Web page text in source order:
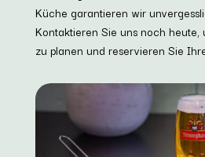
Küche garantieren wir
Kontaktieren Sie uns noch heute,
zu planen und reservieren Sie